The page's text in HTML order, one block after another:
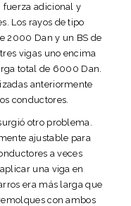
adicional y
Los rayos de tipo
2000 Dan y un BS de
vigas uno encima
total de 6000 Dan.
anteriormente
conductores.
otro problema.
ajustable para
a veces
una viga en
era más larga que
con ambos